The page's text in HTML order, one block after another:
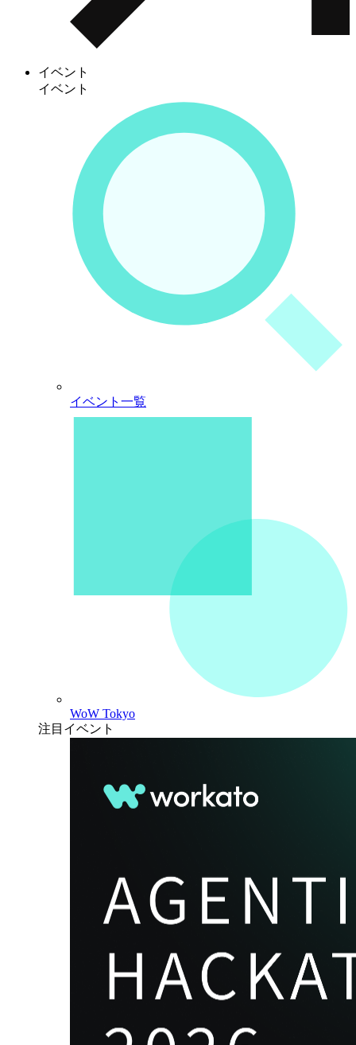
イベント
イベント
イベント一覧
WoW Tokyo
注目イベント